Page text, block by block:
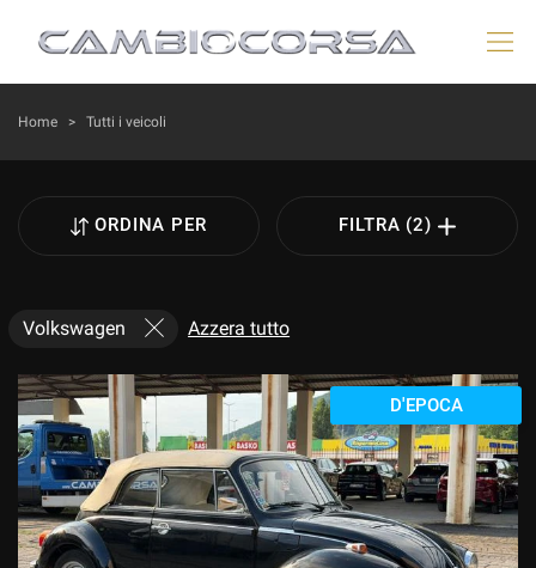
HOME
VEICOLI AYVENS
ACQUISTIAMO USATO
DICONO DI NOI
ASSISTENZA
Home > Tutti i veicoli
ORDINA PER FILTRA (2)
Volkswagen Azzera tutto
D'EPOCA